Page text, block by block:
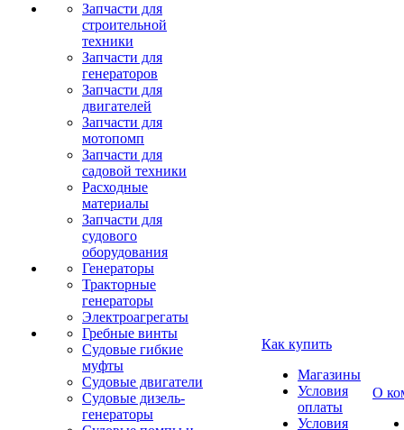
Запчасти для
строительной
техники
Запчасти для
генераторов
Запчасти для
двигателей
Запчасти для
мотопомп
Запчасти для
садовой техники
Расходные
материалы
Запчасти для
судового
оборудования
Генераторы
Тракторные
генераторы
Электроагрегаты
Гребные винты
Судовые гибкие
муфты
Судовые двигатели
Судовые дизель-
генераторы
Как купить
Магазины
Условия
оплаты
Условия
О